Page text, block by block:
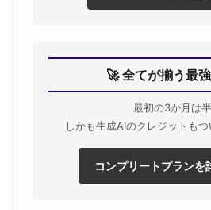
🚀 全てが揃う最
最初の3か月は
しかも生成AIのクレジットも
コンプリートプランを